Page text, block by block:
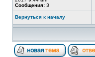
Сообщения: 3
Вернуться к началу